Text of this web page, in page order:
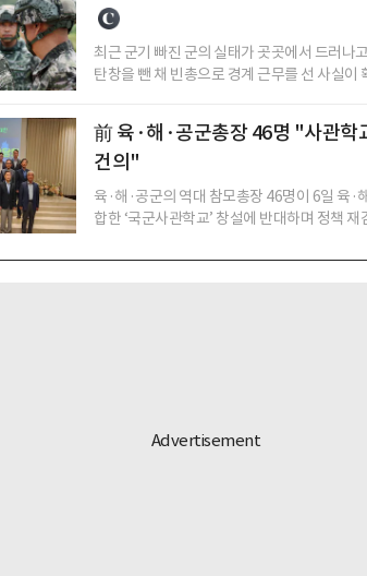
최근 군기 빠진 군의 실태가 곳곳에서 드러나
탄창을 뺀 채 빈총으로 경계 근무를 선 사실이
前 육·해·공군총장 46명 "사관학
건의"
육·해·공군의 역대 참모총장 46명이 6일 육·
합한 ‘국군사관학교’ 창설에 반대하며 정책 재